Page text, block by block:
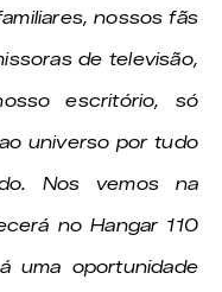
nossos fãs
de televisão,
escritório, só
universo por tudo
Nos vemos na
no Hangar 110
uma oportunidade